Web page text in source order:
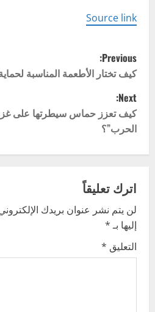
Source link
P
o
s
t
n
a
v
i
g
Previous:
كيف تختار الأطعمة المناسبة
Next:
كيف تعزز حماس سيطرتها على
الحرب”؟
اترك تعليقاً
لن يتم نشر عنوان بريدك
إليها بـ*
التعليق *